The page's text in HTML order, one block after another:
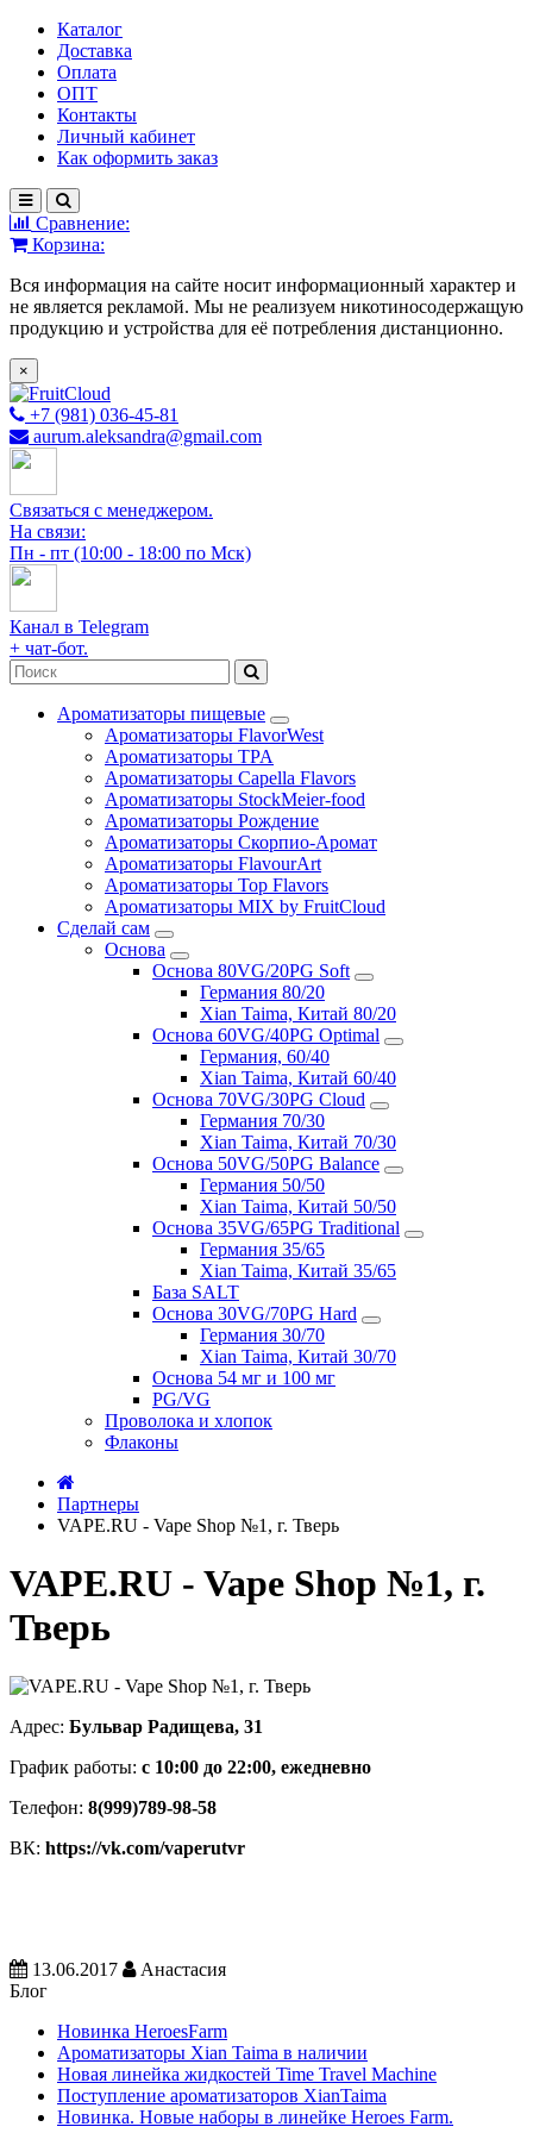
Каталог
Доставка
Оплата
ОПТ
Контакты
Личный кабинет
Как оформить заказ
Сравнение:
Корзина:
Вся информация на сайте носит информационный характер и
не является рекламой. Мы не реализуем никотиносодержащую
продукцию и устройства для её потребления дистанционно.
×
+7 (981) 036-45-81
aurum.aleksandra@gmail.com
Связаться с менеджером.
На связи:
Пн - пт (10:00 - 18:00 по Мск)
Канал в Telegram
+ чат-бот.
Ароматизаторы пищевые
Ароматизаторы FlavorWest
Ароматизаторы TPA
Ароматизаторы Capella Flavors
Ароматизаторы StockMeier-food
Ароматизаторы Рождение
Ароматизаторы Скорпио-Аромат
Ароматизаторы FlavourArt
Ароматизаторы Top Flavors
Ароматизаторы MIX by FruitCloud
Сделай сам
Основа
Основа 80VG/20PG Soft
Германия 80/20
Xian Taima, Китай 80/20
Основа 60VG/40PG Optimal
Германия, 60/40
Xian Taima, Китай 60/40
Основа 70VG/30PG Cloud
Германия 70/30
Xian Taima, Китай 70/30
Основа 50VG/50PG Balance
Германия 50/50
Xian Taima, Китай 50/50
Основа 35VG/65PG Traditional
Германия 35/65
Xian Taima, Китай 35/65
База SALT
Основа 30VG/70PG Hard
Германия 30/70
Xian Taima, Китай 30/70
Основа 54 мг и 100 мг
PG/VG
Проволока и хлопок
Флаконы
Партнеры
VAPE.RU - Vape Shop №1, г. Тверь
VAPE.RU - Vape Shop №1, г.
Тверь
Адрес: Бульвар Радищева, 31
График работы: с 10:00 до 22:00, ежедневно
Телефон: 8(999)789-98-58
ВК: https://vk.com/vaperutvr
13.06.2017
Анастасия
Блог
Новинка HeroesFarm
Ароматизаторы Xian Taima в наличии
Новая линейка жидкостей Time Travel Machine
Поступление ароматизаторов XianTaima
Новинка. Новые наборы в линейке Heroes Farm.